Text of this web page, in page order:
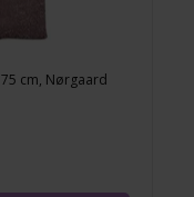
cm, Nørgaard